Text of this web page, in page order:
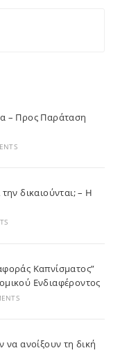
– Προς Παράταση
δικαιούνται; – Η
Καπνίσματος”
Ενδιαφέροντος
να ανοίξουν τη δική